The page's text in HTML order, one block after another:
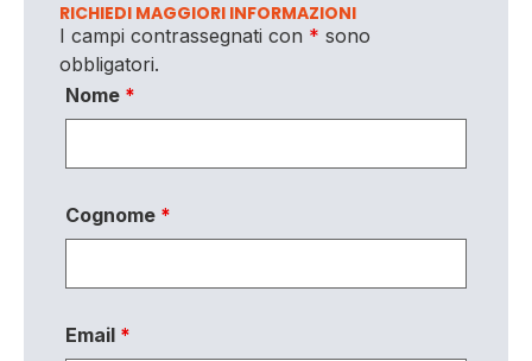
RICHIEDI MAGGIORI INFORMAZIONI
I campi contrassegnati con * sono
obbligatori.
Nome *
Cognome *
Email *